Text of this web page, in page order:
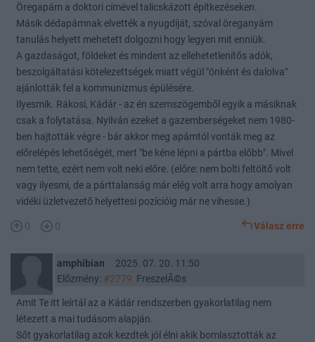
Öregapám a doktori címével talicskázott építkezéseken.
Másik dédapámnak elvették a nyugdíját, szóval öreganyám
tanulás helyett mehetett dolgozni hogy legyen mit enniük.
A gazdaságot, földeket és mindent az ellehetetlenítős adók,
beszolgáltatási kötelezettségek miatt végül "önként és dalolva"
ajánlották fel a kommunizmus épülésére.
Ilyesmik. Rákosi, Kádár - az én szemszögemből egyik a másiknak
csak a folytatása. Nyilván ezeket a gazemberségeket nem 1980-
ben hajtották végre - bár akkor meg apámtól vonták meg az
előrelépés lehetőségét, mert "be kéne lépni a pártba előbb". Mivel
nem tette, ezért nem volt neki előre. (előre: nem bolti feltöltő volt
vagy ilyesmi, de a párttalanság már elég volt arra hogy amolyan
vidéki üzletvezető helyettesi pozícióig már ne vihesse.)
0 0 Válasz erre
amphibian
2025. 07. 20. 11:50
Előzmény: #2779 FreszelÃ©s
Amit Te itt leírtál az a Kádár rendszerben gyakorlatilag nem
létezett a mai tudásom alapján.
Sőt gyakorlatilag azok kezdtek jól élni akik bomlasztották az